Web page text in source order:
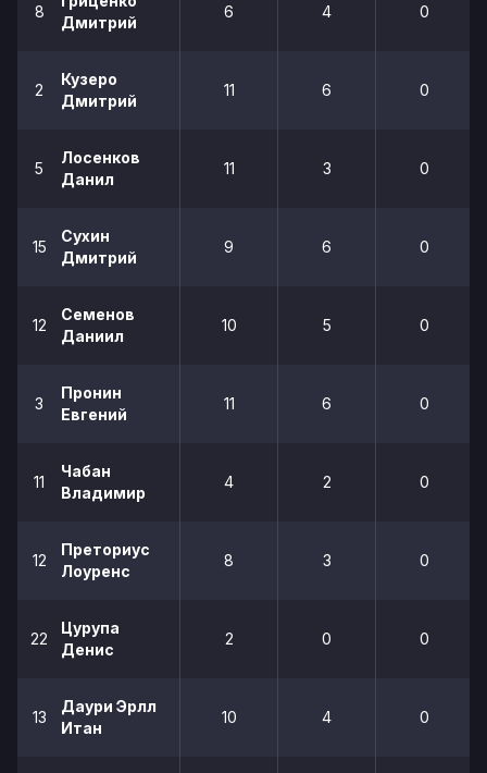
8
Дмитрий
6 4 0
2
Кузеро
Дмитрий
11 6 0
5
Лосенков
Данил
11 3 0
15
Сухин
Дмитрий
9 6 0
12
Семенов
Даниил
10 5 0
3
Пронин
Евгений
11 6 0
11
Чабан
Владимир
4 2 0
12
Преториус
Лоуренс
8 3 0
22
Цурупа
Денис
2 0 0
13
Даури Эрлл
Итан
10 4 0